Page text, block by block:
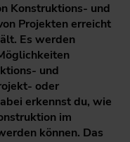
Konstruktions- und
Projekten erreicht
Es werden
und
oder
erkennst du, wie
im
können. Das